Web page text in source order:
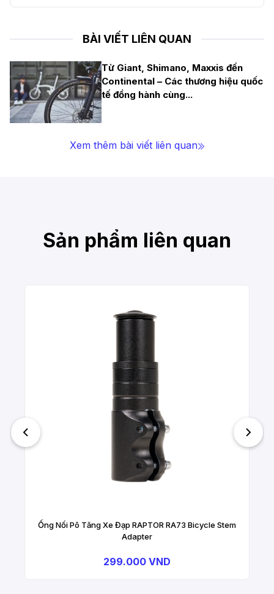
BÀI VIẾT LIÊN QUAN
Từ Giant, Shimano, Maxxis đến
Continental – Các thương hiệu quốc
tế đồng hành cùng...
Xem thêm bài viết liên quan
Sản phẩm liên quan
Ống Nối Pô Tăng Xe Đạp RAPTOR RA73 Bicycle Stem
Adapter
299.000 VND